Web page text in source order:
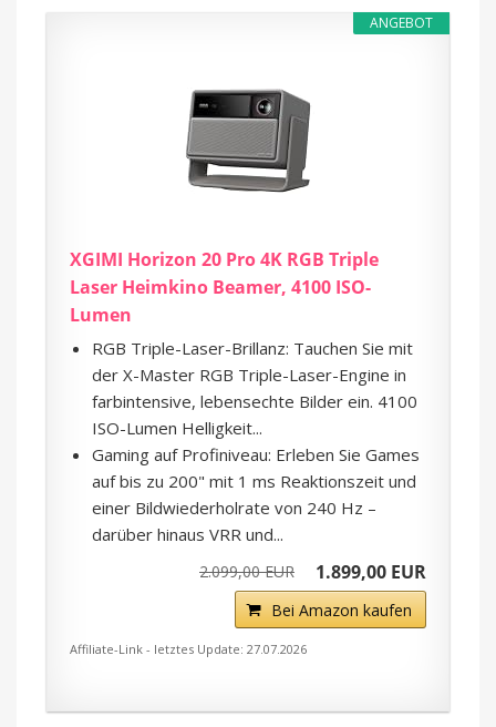
ANGEBOT
XGIMI Horizon 20 Pro 4K RGB Triple
Laser Heimkino Beamer, 4100 ISO-
Lumen
RGB Triple-Laser-Brillanz: Tauchen Sie mit
der X-Master RGB Triple-Laser-Engine in
farbintensive, lebensechte Bilder ein. 4100
ISO-Lumen Helligkeit...
Gaming auf Profiniveau: Erleben Sie Games
auf bis zu 200" mit 1 ms Reaktionszeit und
einer Bildwiederholrate von 240 Hz –
darüber hinaus VRR und...
2.099,00 EUR 1.899,00 EUR
Bei Amazon kaufen
Affiliate-Link - letztes Update: 27.07.2026